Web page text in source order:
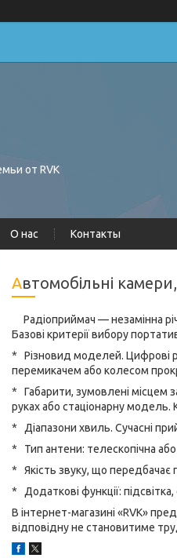
от RVK
О нас Контакты
Автомобільні
Радіоприймач — незамінна
Базові критерії вибору
* Різновид моделей. Цифрові
перемикачем або колесом
* Габарити, зумовлені місцем
руках або стаціонарну модель.
* Діапазони хвиль. Сучасні
* Тип антени: телескопічна або
* Якість звуку, що передбачає
* Додаткові функції:
В інтернет-магазині «RVK»
відповідну не становитиме